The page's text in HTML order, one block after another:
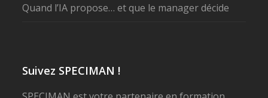
Quand l’IA propose… et que le manager décide
Suivez SPECIMAN !